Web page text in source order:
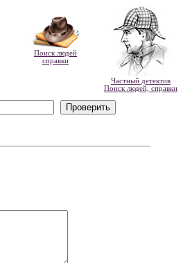
Поиск людей
справки
Частный детектив
Поиск людей, справки